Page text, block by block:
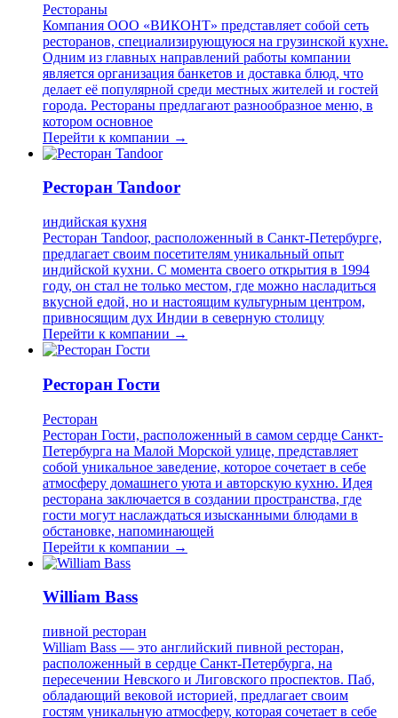
Рестораны
Компания ООО «ВИКОНТ» представляет собой сеть
ресторанов, специализирующуюся на грузинской кухне.
Одним из главных направлений работы компании
является организация банкетов и доставка блюд, что
делает её популярной среди местных жителей и гостей
города. Рестораны предлагают разнообразное меню, в
котором основное
Перейти к компании →
Ресторан Tandoor
индийская кухня
Ресторан Tandoor, расположенный в Санкт-Петербурге,
предлагает своим посетителям уникальный опыт
индийской кухни. С момента своего открытия в 1994
году, он стал не только местом, где можно насладиться
вкусной едой, но и настоящим культурным центром,
привносящим дух Индии в северную столицу
Перейти к компании →
Ресторан Гости
Ресторан
Ресторан Гости, расположенный в самом сердце Санкт-
Петербурга на Малой Морской улице, представляет
собой уникальное заведение, которое сочетает в себе
атмосферу домашнего уюта и авторскую кухню. Идея
ресторана заключается в создании пространства, где
гости могут наслаждаться изысканными блюдами в
обстановке, напоминающей
Перейти к компании →
William Bass
пивной ресторан
William Bass — это английский пивной ресторан,
расположенный в сердце Санкт-Петербурга, на
пересечении Невского и Лиговского проспектов. Паб,
обладающий вековой историей, предлагает своим
гостям уникальную атмосферу, которая сочетает в себе